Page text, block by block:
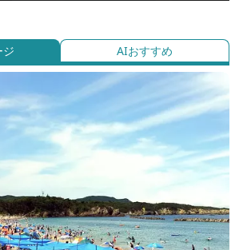
ジ AIおすすめ